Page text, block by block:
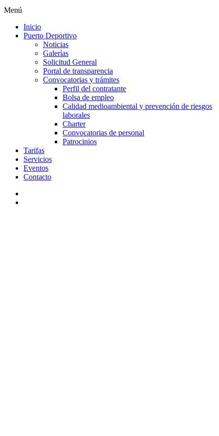
Menú
Inicio
Puerto Deportivo
Noticias
Galerías
Solicitud General
Portal de transparencia
Convocatorias y trámites
Perfil del contratante
Bolsa de empleo
Calidad medioambiental y prevención de riesgos
laborales
Charter
Convocatorias de personal
Patrocinios
Tarifas
Servicios
Eventos
Contacto